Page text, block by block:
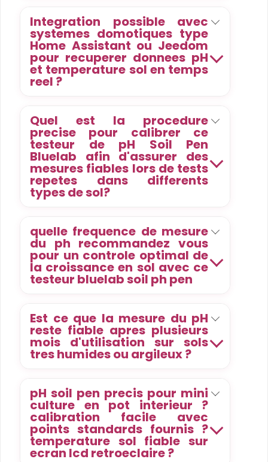
Integration possible avec
systemes domotiques type
Home Assistant ou Jeedom
pour recuperer donnees pH
et temperature sol en temps
reel ?
Quel est la procedure
precise pour calibrer ce
testeur de pH Soil Pen
Bluelab afin d'assurer des
mesures fiables lors de tests
repetes dans differents
types de sol?
quelle frequence de mesure
du ph recommandez vous
pour un controle optimal de
la croissance en sol avec ce
testeur bluelab soil ph pen
Est ce que la mesure du pH
reste fiable apres plusieurs
mois d'utilisation sur sols
tres humides ou argileux ?
pH soil pen precis pour mini
culture en pot interieur ?
calibration facile avec
points standards fournis ?
temperature sol fiable sur
ecran lcd retroeclaire ?